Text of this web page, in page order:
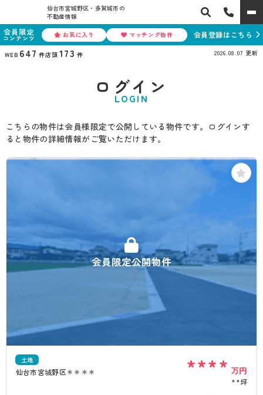
仙台市宮城野区・多賀城市の
不動産情報
会員限定
コンテンツ お気に入り マッチング物件 会員登録はこちら
WEB 647 件店頭 173 件 2026.08.07 更新
ログイン
LOGIN
こちらの物件は会員様限定で公開している物件です。ログインす
ると物件の詳細情報がご覧いただけます。
会員限定公開物件
土地
仙台市宮城野区＊＊＊＊ **** 万円
**坪